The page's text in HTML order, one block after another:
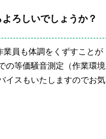
ろしいでしょうか？
員も体調をくずすことが
の等価騒音測定（作業環境
イスもいたしますのでお気